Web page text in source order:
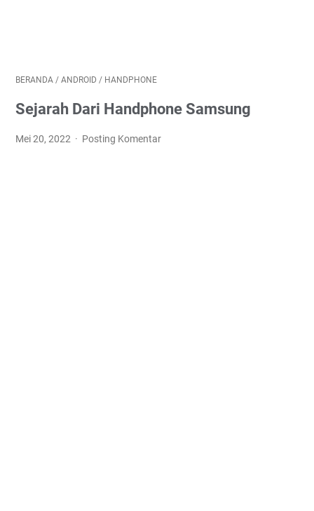
BERANDA / ANDROID / HANDPHONE
Sejarah Dari Handphone Samsung
Mei 20, 2022 Posting Komentar